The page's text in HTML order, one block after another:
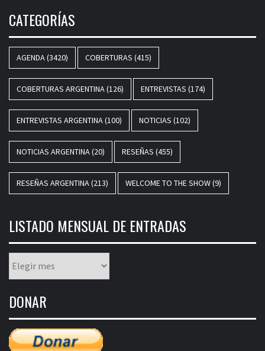
CATEGORÍAS
AGENDA(3420) COBERTURAS (415)
COBERTURAS ARGENTINA(126) ENTREVISTAS (174)
ENTREVISTAS ARGENTINA(100) NOTICIAS (102)
NOTICIAS ARGENTINA(20) RESEÑAS (455)
RESEÑAS ARGENTINA(213) WELCOME TO THE SHOW(9)
LISTADO MENSUAL DE ENTRADAS
mensual
entradas
DONAR